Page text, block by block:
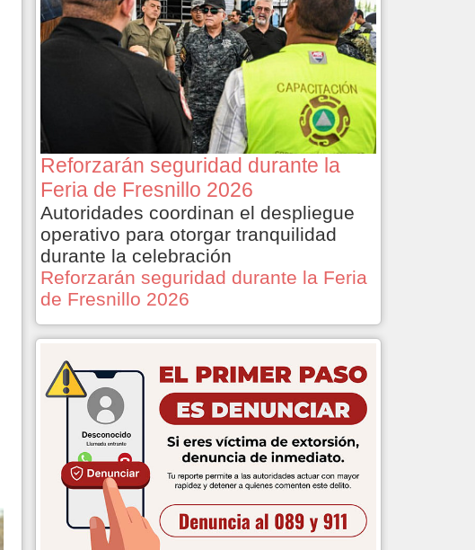
Reforzarán seguridad durante la
Feria de Fresnillo 2026
Autoridades coordinan el despliegue
operativo para otorgar tranquilidad
durante la celebración
Reforzarán seguridad durante la Feria
de Fresnillo 2026